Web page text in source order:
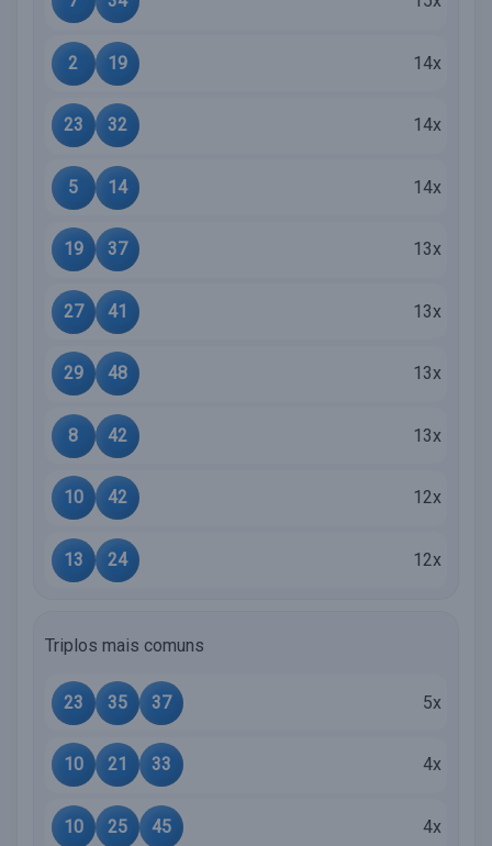
2 19 14x
23 32 14x
5 14 14x
19 37 13x
27 41 13x
29 48 13x
8 42 13x
10 42 12x
13 24 12x
Triplos mais comuns
23 35 37 5x
10 21 33 4x
10 25 45 4x